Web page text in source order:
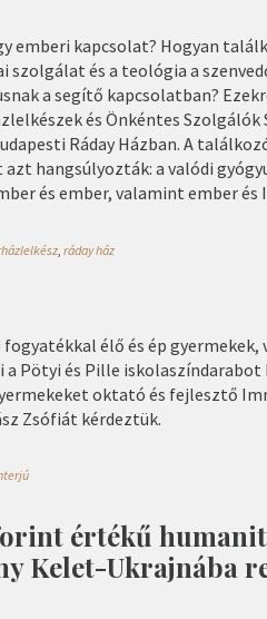
emberi kapcsolat? Hogyan
szolgálat és a teológia a
a segítő kapcsolatban?
és Önkéntes Szolgálók
Ráday Házban. A
hangsúlyozták: a valódi
és ember, valamint ember
ráday ház
élő és ép gyermekek,
Pötyi és Pille iskolaszíndarabot
oktató és fejlesztő
Zsófiát kérdeztük.
értékű
Kelet-Ukrajnába